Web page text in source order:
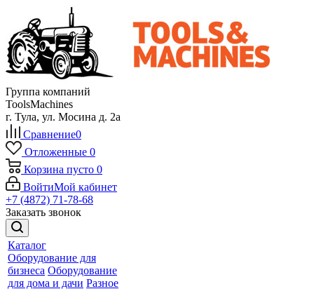
Группа компаний
ToolsMachines
г. Тула, ул. Мосина д. 2а
Сравнение0
Отложенные 0
Корзина пусто 0
ВойтиМой кабинет
+7 (4872) 71-78-68
Заказать звонок
Каталог
Оборудование для
бизнеса Оборудование
для дома и дачи Разное